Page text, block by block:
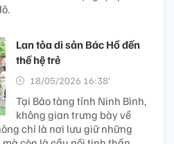
Lan tỏa di sản Bác Hồ đến
thế hệ trẻ
18/05/2026 16:38’
Tại Bảo tàng tỉnh Ninh Bình,
không gian trưng bày về
chỉ là nơi lưu giữ những